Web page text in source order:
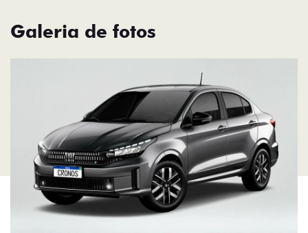
Galeria de fotos